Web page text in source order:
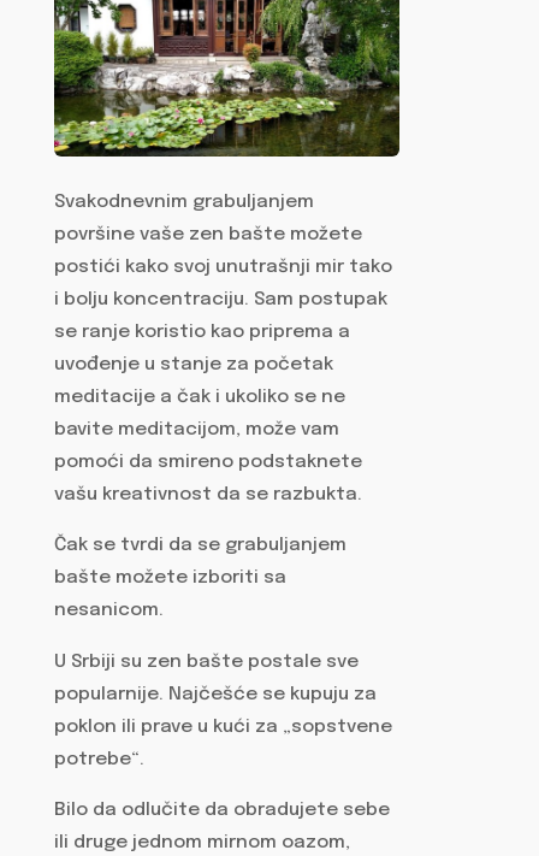
Svakodnevnim grabuljanjem
površine vaše zen bašte možete
postići kako svoj unutrašnji mir tako
i bolju koncentraciju. Sam postupak
se ranje koristio kao priprema a
uvođenje u stanje za početak
meditacije a čak i ukoliko se ne
bavite meditacijom, može vam
pomoći da smireno podstaknete
vašu kreativnost da se razbukta.
Čak se tvrdi da se grabuljanjem
bašte možete izboriti sa
nesanicom.
U Srbiji su zen bašte postale sve
popularnije. Najčešće se kupuju za
poklon ili prave u kući za „sopstvene
potrebe“.
Bilo da odlučite da obradujete sebe
ili druge jednom mirnom oazom,